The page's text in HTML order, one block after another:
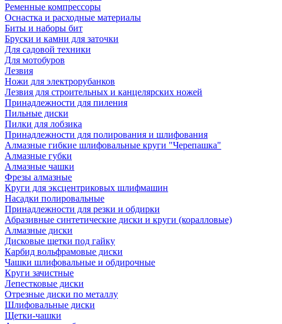
Ременные компрессоры
Оснастка и расходные материалы
Биты и наборы бит
Бруски и камни для заточки
Для садовой техники
Для мотобуров
Лезвия
Ножи для электрорубанков
Лезвия для строительных и канцелярских ножей
Принадлежности для пиления
Пильные диски
Пилки для лобзика
Принадлежности для полирования и шлифования
Алмазные гибкие шлифовальные круги "Черепашка"
Алмазные губки
Алмазные чашки
Фрезы алмазные
Круги для эксцентриковых шлифмашин
Насадки полировальные
Принадлежности для резки и обдирки
Абразивные синтетические диски и круги (коралловые)
Алмазные диски
Дисковые щетки под гайку
Карбид вольфрамовые диски
Чашки шлифовальные и обдирочные
Круги зачистные
Лепестковые диски
Отрезные диски по металлу
Шлифовальные диски
Щетки-чашки